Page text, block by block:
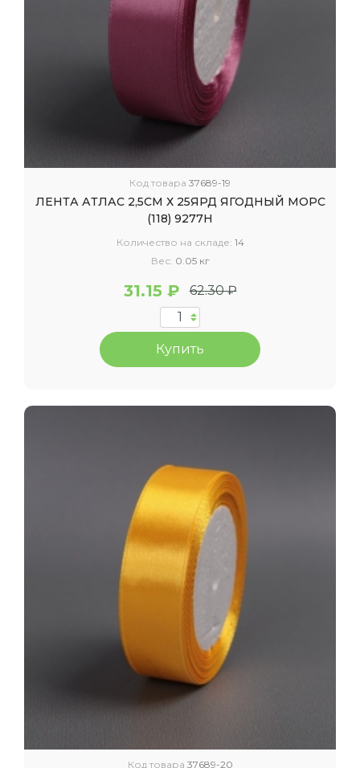
Код товара 37689-19
ЛЕНТА АТЛАС 2,5СМ Х 25ЯРД ЯГОДНЫЙ МОРС
(118) 9277Н
Количество на складе: 14
Вес: 0.05 кг
31.15 ₽ 62.30 ₽
Купить
Код товара 37689-20